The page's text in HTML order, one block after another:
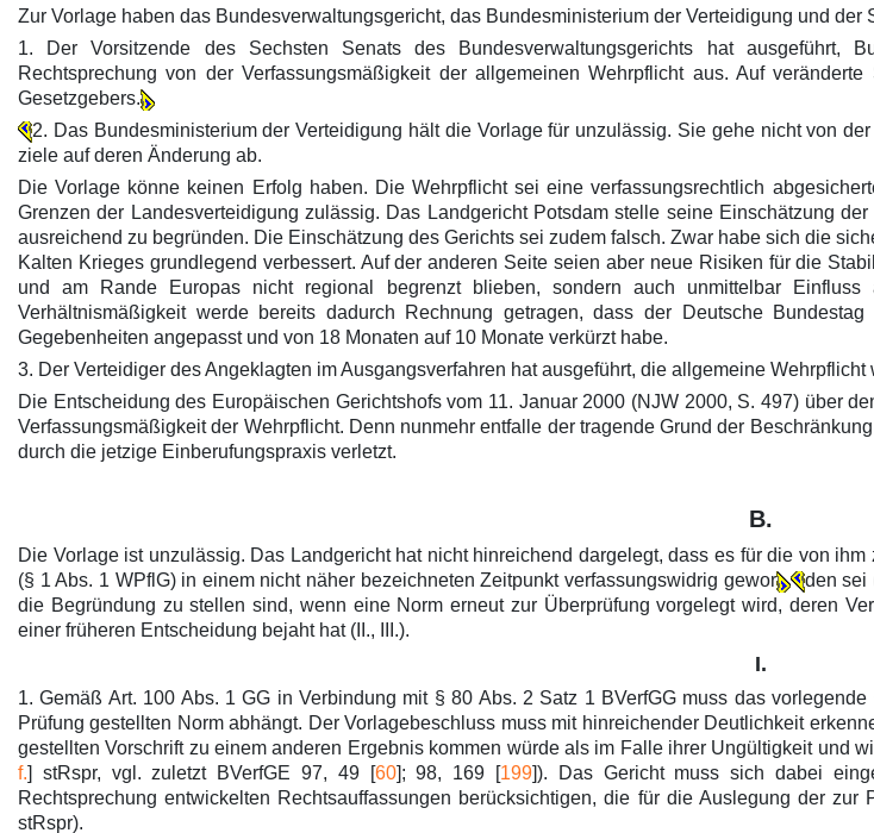
Zur Vorlage haben das Bundesverwaltungsgericht, das Bundesministerium der Verteidigung und
1. Der Vorsitzende des Sechsten Senats des Bundesverwaltungsgerichts hat ausgeführt,
Rechtsprechung von der Verfassungsmäßigkeit der allgemeinen Wehrpflicht aus. Auf
Gesetzgebers.
2. Das Bundesministerium der Verteidigung hält die Vorlage für unzulässig. Sie gehe nicht von
ziele auf deren Änderung ab.
Die Vorlage könne keinen Erfolg haben. Die Wehrpflicht sei eine verfassungsrechtlich
Grenzen der Landesverteidigung zulässig. Das Landgericht Potsdam stelle seine Einschätzung
ausreichend zu begründen. Die Einschätzung des Gerichts sei zudem falsch. Zwar habe sich die
Kalten Krieges grundlegend verbessert. Auf der anderen Seite seien aber neue Risiken für die
und am Rande Europas nicht regional begrenzt blieben, sondern auch unmittelbar
Verhältnismäßigkeit werde bereits dadurch Rechnung getragen, dass der Deutsche
Gegebenheiten angepasst und von 18 Monaten auf 10 Monate verkürzt habe.
3. Der Verteidiger des Angeklagten im Ausgangsverfahren hat ausgeführt, die allgemeine
Die Entscheidung des Europäischen Gerichtshofs vom 11. Januar 2000 (NJW 2000, S. 497) über
Verfassungsmäßigkeit der Wehrpflicht. Denn nunmehr entfalle der tragende Grund der
durch die jetzige Einberufungspraxis verletzt.
B.
Die Vorlage ist unzulässig. Das Landgericht hat nicht hinreichend dargelegt, dass es für die von
(§ 1 Abs. 1 WPflG) in einem nicht näher bezeichneten Zeitpunkt verfassungswidrig gewor
den sei
die Begründung zu stellen sind, wenn eine Norm erneut zur Überprüfung vorgelegt wird, deren
einer früheren Entscheidung bejaht hat (II., III.).
I.
1. Gemäß Art. 100 Abs. 1 GG in Verbindung mit § 80 Abs. 2 Satz 1 BVerfGG muss das
Prüfung gestellten Norm abhängt. Der Vorlagebeschluss muss mit hinreichender Deutlichkeit
gestellten Vorschrift zu einem anderen Ergebnis kommen würde als im Falle ihrer Ungültigkeit und
f.] stRspr, vgl. zuletzt BVerfGE 97, 49 [60]; 98, 169 [199]). Das Gericht muss sich dabei
Rechtsprechung entwickelten Rechtsauffassungen berücksichtigen, die für die Auslegung der
stRspr).